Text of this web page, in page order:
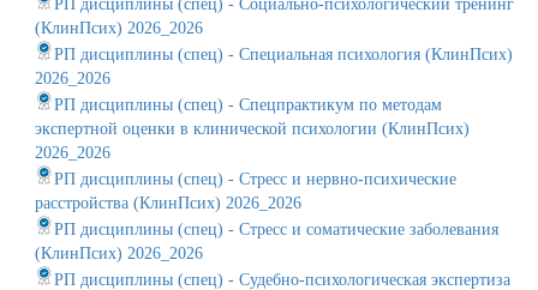
РП дисциплины (спец) - Социально-психологический тренинг
(КлинПсих) 2026_2026
РП дисциплины (спец) - Специальная психология (КлинПсих)
2026_2026
РП дисциплины (спец) - Спецпрактикум по методам
экспертной оценки в клинической психологии (КлинПсих)
2026_2026
РП дисциплины (спец) - Стресс и нервно-психические
расстройства (КлинПсих) 2026_2026
РП дисциплины (спец) - Стресс и соматические заболевания
(КлинПсих) 2026_2026
РП дисциплины (спец) - Судебно-психологическая экспертиза